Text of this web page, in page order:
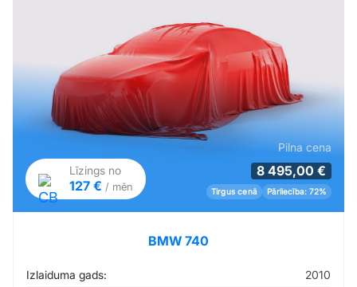
Līzings no
127 € / mēn
Pilna cena
8 495,00 €
Tirgus cenā Pārliecība: 72%
BMW 740
Izlaiduma gads:
2010